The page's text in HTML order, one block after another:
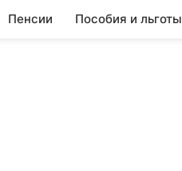
Пенсии Пособия и льготы